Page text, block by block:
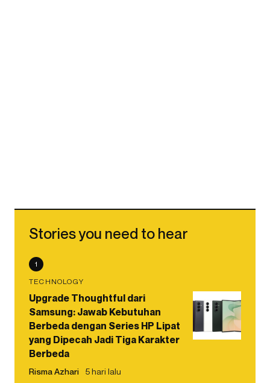
Stories you need to hear
1
TECHNOLOGY
Upgrade Thoughtful dari
Samsung: Jawab Kebutuhan
Berbeda dengan Series HP Lipat
yang Dipecah Jadi Tiga Karakter
Berbeda
Risma Azhari 5 hari lalu